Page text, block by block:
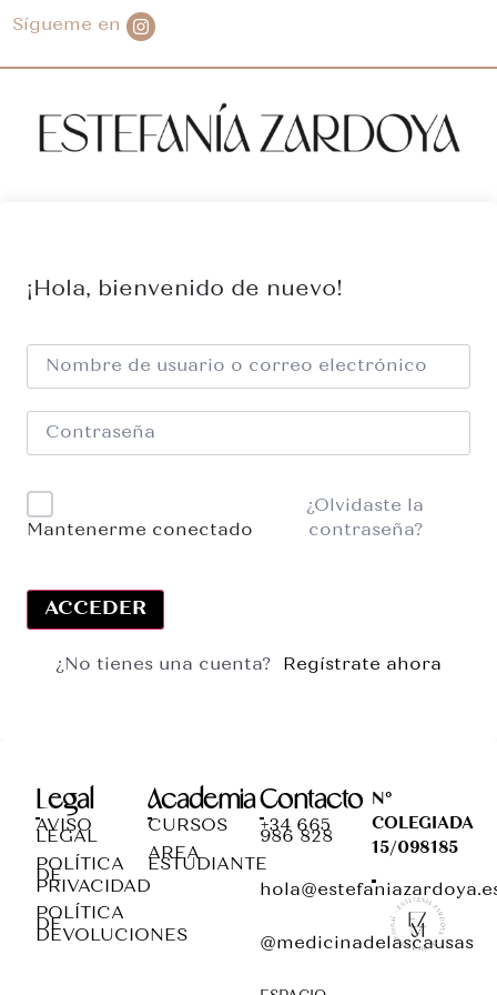
Sígueme en
¡Hola, bienvenido de nuevo!
Mantenerme conectado
¿Olvidaste la
contraseña?
ACCEDER
¿No tienes una cuenta? Regístrate ahora
Legal
AVISO
LEGAL
POLÍTICA
DE
PRIVACIDAD
POLÍTICA
DE
DEVOLUCIONES
Academia
CURSOS
AREA
ESTUDIANTE
Contacto
+34 665
986 828
@medicinadelascausas
Nº
COLEGIADA
15/098185